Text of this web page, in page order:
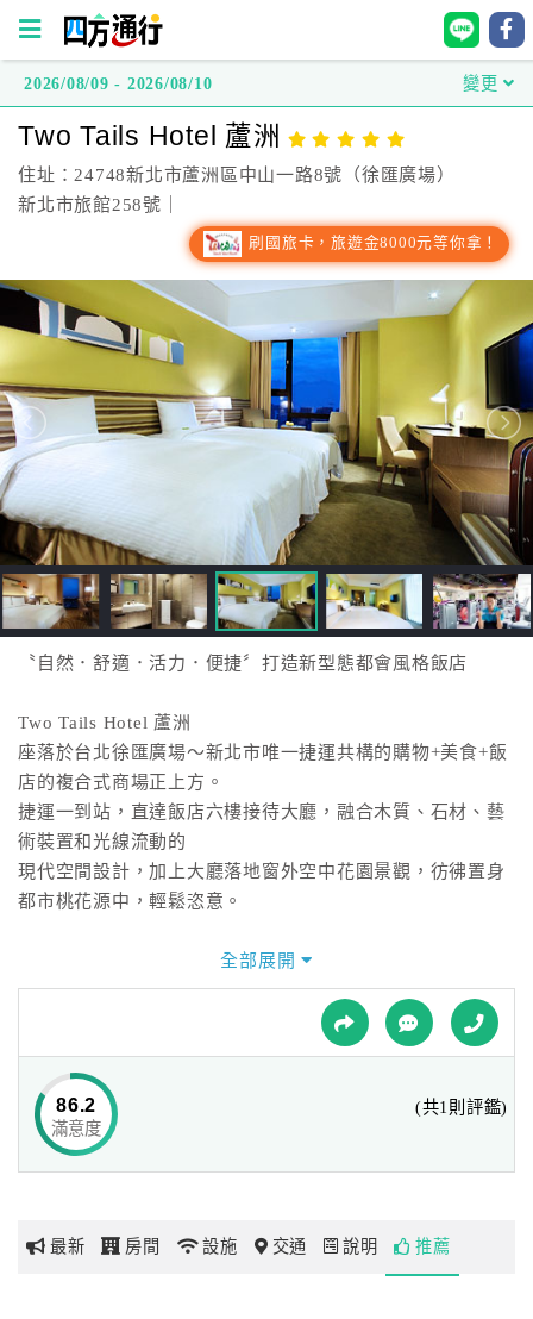
方
通
行
台
訂
房
直
接
跟
飯
店
訂
特
色
民
宿
球
網
玩
2026/08/09 - 2026/08/10 變更
Two Tails Hotel 蘆洲
住址：24748新北市蘆洲區中山一路8號（徐匯廣場）
新北市旅館258號｜
刷國旅卡，旅遊金8000元等你拿！
〝自然．舒適．活力．便捷〞打造新型態都會風格飯店
Two Tails Hotel 蘆洲
座落於台北徐匯廣場～新北市唯一捷運共構的購物+美食+飯
店的複合式商場正上方。
捷運一到站，直達飯店六樓接待大廳，融合木質、石材、藝
術裝置和光線流動的
現代空間設計，加上大廳落地窗外空中花園景觀，彷彿置身
都市桃花源中，輕鬆恣意。
飯店規劃有140間晶贊客房、柏克菲茶餐廳、晶贊中餐廳、
貴賓廂房、
三河會議中心、洗衣房和商務中心，並結合比活力城市健身
無論商務差旅、觀光渡假、會議宴會，和時尚美食饗宴，皆
能貼心滿足
到訪貴賓的多元化需求，享受〝附加多一點˙負擔少一點〞的
城市旅行新體驗。
全部展開
86.2
滿意度
(共1則評鑑)
最新 房間 設施 交通 說明 推薦